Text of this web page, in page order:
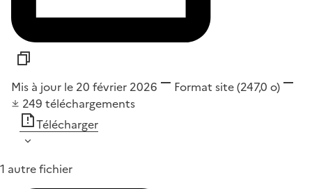
Mis à jour le 20 février 2026 Format site(247,0 o)
249 téléchargements
Télécharger
1 autre fichier